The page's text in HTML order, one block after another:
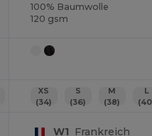
100% Baumwolle
120 gsm
XS
(34)
S
(36)
M
(38)
L
W1 Frankreich